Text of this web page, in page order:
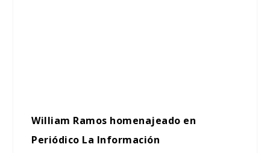
William Ramos homenajeado en
Periódico La Información